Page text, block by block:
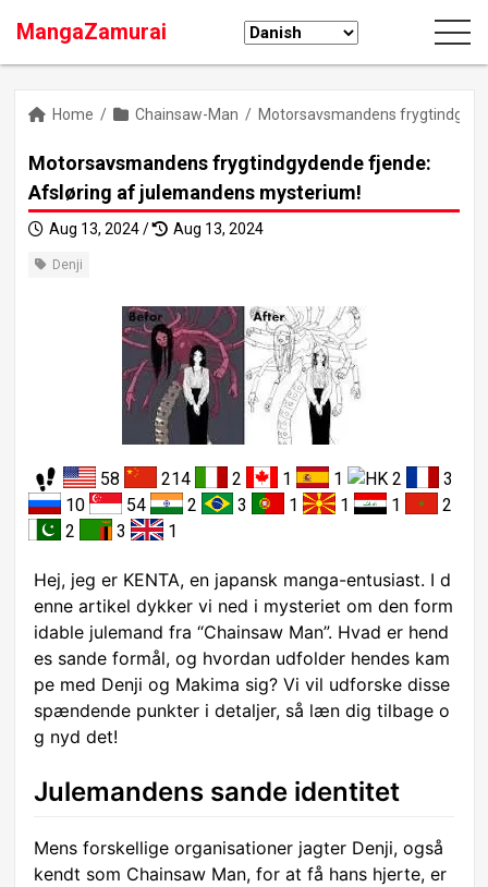
MangaZamurai
Home / Chainsaw-Man / Motorsavsmandens
Motorsavsmandens frygtindgydende fjende:
Afsløring af julemandens mysterium!
Aug 13, 2024 / Aug 13, 2024
Denji
58 214 2 1 1 2
3
10
54 2 3 1 1 1
2
2
3 1
Hej, jeg er KENTA, en japansk manga-entusiast. I d
enne artikel dykker vi ned i mysteriet om den form
idable julemand fra “Chainsaw Man”. Hvad er hend
es sande formål, og hvordan udfolder hendes kam
pe med Denji og Makima sig? Vi vil udforske disse
spændende punkter i detaljer, så læn dig tilbage o
g nyd det!
Julemandens sande identitet
Mens forskellige organisationer jagter Denji, også
kendt som Chainsaw Man, for at få hans hjerte, er